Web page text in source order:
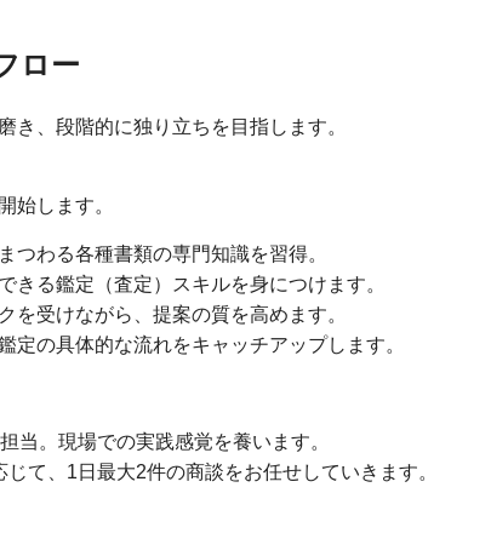
ロー
き、段階的に独り立ちを目指します。
始します。
つわる各種書類の専門知識を習得。
きる鑑定（査定）スキルを身につけます。
を受けながら、提案の質を高めます。
の具体的な流れをキャッチアップします。
当。現場での実践感覚を養います。
じて、1日最大2件の商談をお任せしていきます。